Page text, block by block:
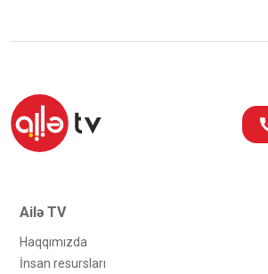
Ailə TV
Haqqımızda
İnsan resursları